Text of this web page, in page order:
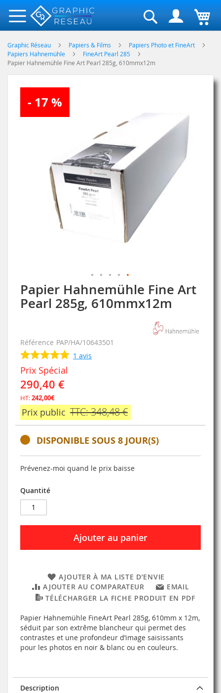
Rechercher
Graphic Réseau Papiers & Films
Papiers Photo et FineArt
Papiers Hahnemühle
FineArt Pearl 285
Papier Hahnemühle Fine Art Pearl 285g, 610mmx12m
Papier Hahnemühle Fine Art
Pearl 285g, 610mmx12m
Référence PAP/HA/10643501
1 avis
Prix Spécial
290,40 €
HT:242,00€
Prix public TTC: 348,48 €
DISPONIBLE SOUS 8 JOUR(S)
Prévenez-moi quand le prix baisse
Quantité
Ajouter au panier
AJOUTER À MA LISTE D’ENVIE
AJOUTER AU COMPARATEUR
EMAIL
TÉLÉCHARGER LA FICHE PRODUIT EN PDF
Papier Hahnemühle FineArt Pearl 285g, 610mm x 12m,
séduit par son extrême blancheur qui permet des
contrastes et une profondeur d’image saisissants
pour les photos en noir & blanc ou en couleurs.
- 17 %
Skip
to
the
images
gallery
Description